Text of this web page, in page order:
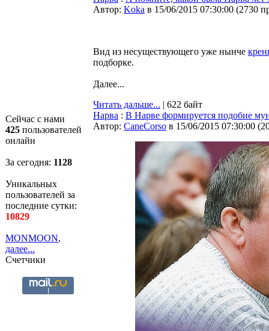
Сейчас с нами
425 пользователей
онлайн
За сегодня: 1128
Уникальных
пользователей за
последние сутки:
10829
MONMOON,
далее...
Счетчики
Автор: Koka в 15/06/2015 07:30:00 (2730
Вид из несуществующего уже нынче
подборке.
Далее...
Читать дальше... | 622 байт
Нарва : В Нарве формируется подобие
Автор: CaneCorso в 15/06/2015 07:30:00 (